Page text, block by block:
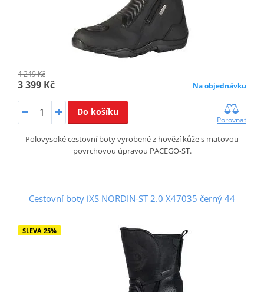
4 249 Kč
3 399 Kč Na objednávku
Do košíku
Porovnat
Polovysoké cestovní boty vyrobené z hovězí kůže s matovou
povrchovou úpravou PACEGO-ST.
Cestovní boty iXS NORDIN-ST 2.0 X47035 černý 44
SLEVA 25%